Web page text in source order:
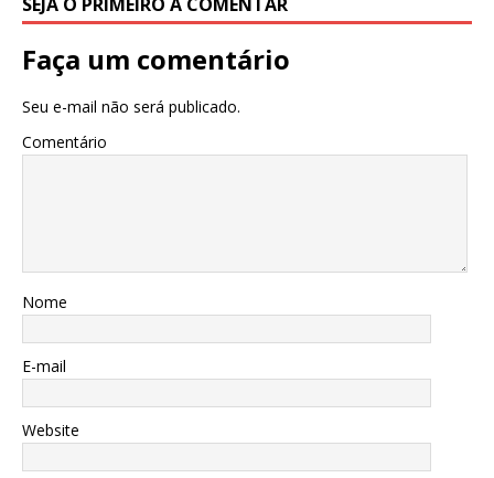
Faça um comentário
Seu e-mail não será publicado.
Comentário
Nome
E-mail
Website